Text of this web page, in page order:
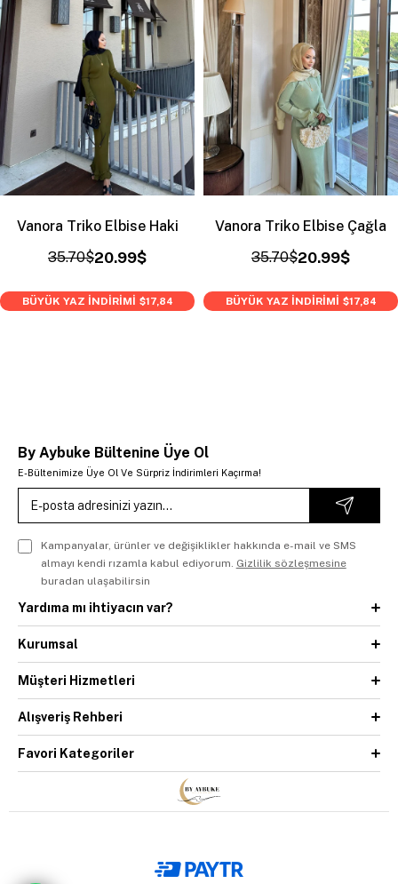
Vanora Triko Elbise Haki
20.99$
35.70$
BÜYÜK YAZ İNDİRİMİ $17,84
Vanora Triko Elbise Çağla
20.99$
35.70$
BÜYÜK YAZ İNDİRİMİ $17,84
By Aybuke Bültenine Üye Ol
E-Bültenimize Üye Ol Ve Sürpriz İndirimleri Kaçırma!
Kampanyalar, ürünler ve değişiklikler hakkında e-mail ve SMS
almayı kendi rızamla kabul ediyorum. Gizlilik sözleşmesine
buradan ulaşabilirsin
Yardıma mı ihtiyacın var?
Kurumsal
Müşteri Hizmetleri
Alışveriş Rehberi
Favori Kategoriler